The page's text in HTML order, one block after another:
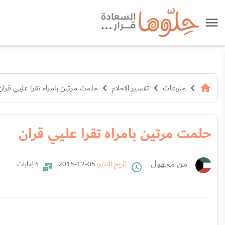
منوعات تفسير الاحلام حلمت مرتين بامراه تقرا عليي
حلمت مرتين بامراه تقرا عليي قران
من مجهول تاريخ النشر: 4 إجابات